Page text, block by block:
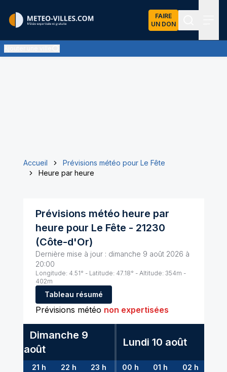
FAIRE
UN DON
Accueil
Prévisions météo pour Le Fête
Heure par heure
Prévisions météo heure par
heure pour Le Fête - 21230
(Côte-d'Or)
Dernière mise à jour : dimanche 9 août 2026 à
20:00
Longitude: 4.51° - Latitude: 47.18° - Altitude: 354m -
402m
Tableau résumé
Prévisions météo non expertisées
Dimanche 9
août
Lundi 10 août
21 h 22 h 23 h 00 h 01 h 02 h